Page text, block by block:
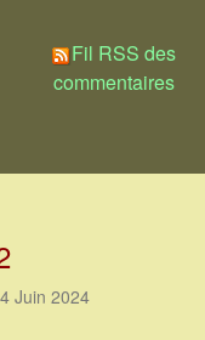
Fil RSS des
commentaires
4 Juin 2024